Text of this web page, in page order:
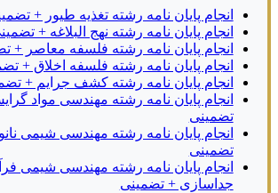
انجام پایان نامه رشته تغذیه طیور +
انجام پایان نامه رشته نهج البلاغه +
انجام پایان نامه رشته فلسفه معاصر +
انجام پایان نامه رشته فلسفه اخلاق +
انجام پایان نامه رشته کشف جرایم +
انجام پایان نامه رشته مهندسی مواد
تضمینی
انجام پایان نامه رشته مهندسی شیمی
تضمینی
انجام پایان نامه رشته مهندسی شیمی
جداسازی + تضمینی